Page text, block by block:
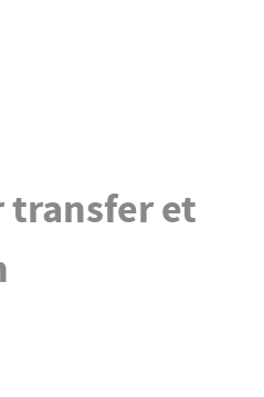
transfer et